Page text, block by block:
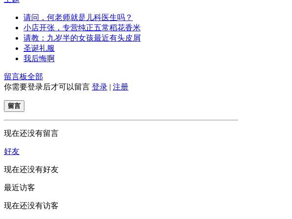
请问，何老师就是儿科医生吗？
小店开张，专营纯正五常稻花香米
请教：九岁半的女孩最近有头皮屑
圣诞礼服
我后悔啊
留言板全部
你需要登录后才可以留言 登录 | 注册
留言
现在还没有留言
好友
现在还没有好友
最近访客
现在还没有访客